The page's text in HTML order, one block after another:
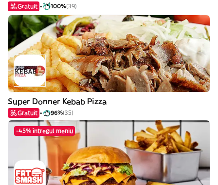
Gratuit 100%(39)
Super Donner Kebab Pizza
Gratuit 96%(35)
-45% întregul meniu